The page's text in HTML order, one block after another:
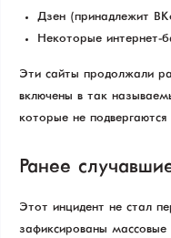
Дзен (принадлежит
Некоторые интернет-
Эти сайты продолжали
включены в так
которые не подвергаются
Ранее
Этот инцидент не стал
зафиксированы